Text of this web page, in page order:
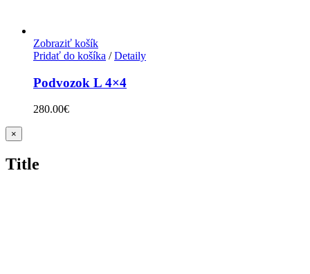
Zobraziť košík
Pridať do košíka / Detaily
Podvozok L 4×4
280.00€
Zatvoriť
rýchle
produktu
×
Title